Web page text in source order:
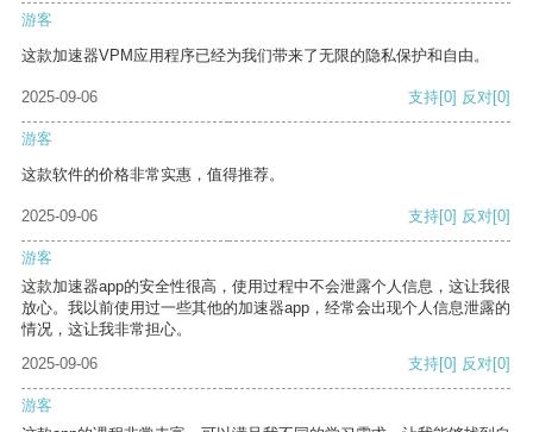
游客
这款加速器VPM应用程序已经为我们带来了无限的隐私保护和自由。
2025-09-06 支持[0] 反对[0]
游客
这款软件的价格非常实惠，值得推荐。
2025-09-06 支持[0] 反对[0]
游客
这款加速器app的安全性很高，使用过程中不会泄露个人信息，这让我很
放心。我以前使用过一些其他的加速器app，经常会出现个人信息泄露的
情况，这让我非常担心。
2025-09-06
支持[0] 反对[0]
游客